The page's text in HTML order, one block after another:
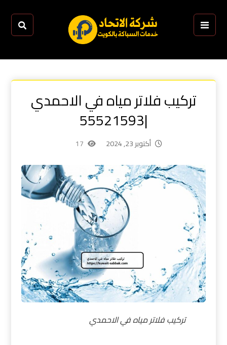
تركيب فلاتر مياه في الاحمدي
|55521593
أكتوبر 23, 2024 17
تركيب فلاتر مياه في الاحمدي